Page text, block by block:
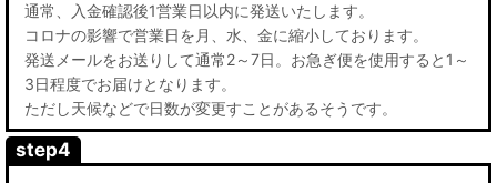
通常、入金確認後1営業日以内に発送いたします。
コロナの影響で営業日を月、水、金に縮小しております。
発送メールをお送りして通常2～7日。お急ぎ便を使用すると1～
3日程度でお届けとなります。
ただし天候などで日数が変更すことがあるそうです。
step4